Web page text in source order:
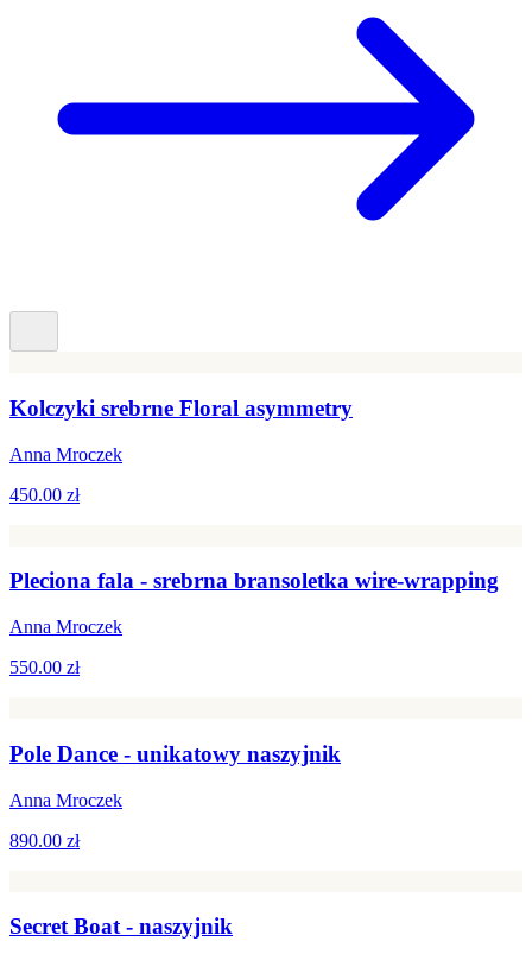
Kolczyki srebrne Floral asymmetry
Anna Mroczek
450.00 zł
Pleciona fala - srebrna bransoletka wire-wrapping
Anna Mroczek
550.00 zł
Pole Dance - unikatowy naszyjnik
Anna Mroczek
890.00 zł
Secret Boat - naszyjnik